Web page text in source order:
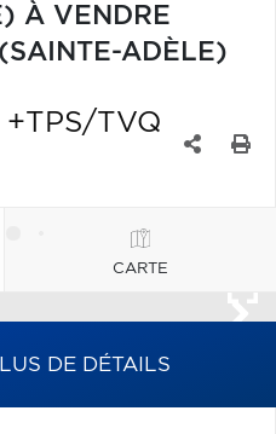
À VENDRE
ADÈLE)
TVQ
CARTE
DE DÉTAILS